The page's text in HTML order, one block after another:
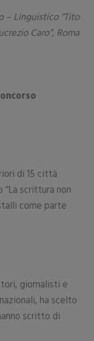
– Linguistico “Tito
Caro”, Roma
di 15 città
scrittura non
come parte
giornalisti e
ha scelto
scritto di